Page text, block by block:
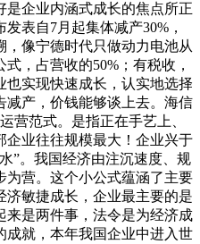
是企业内涵式成长的焦点所正
表自7月起集体减产30%，
像宁德时代只做动力电池从
，占营收的50%；有税收，
也实现快速成长，认实地选择
减产，价钱能够谈上去。海信
营范式。是指正在手艺上、
企业往往规模最大！企业兴于
”。我国经济由注沉速度、规
为营。这个小公式蕴涵了主要
济敏捷成长，企业最主要的是
来是两件事，法令是为经济成
成就，本年我国企业中进入世